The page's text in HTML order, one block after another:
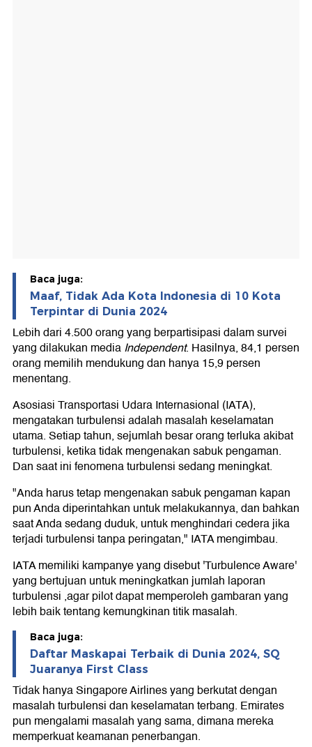
Baca juga:
Maaf, Tidak Ada Kota Indonesia di 10 Kota
Terpintar di Dunia 2024
Lebih dari 4.500 orang yang berpartisipasi dalam survei
yang dilakukan mediaIndependent. Hasilnya, 84,1 persen
orang memilih mendukung dan hanya 15,9 persen
menentang.
Asosiasi Transportasi Udara Internasional (IATA),
mengatakan turbulensi adalah masalah keselamatan
utama. Setiap tahun, sejumlah besar orang terluka akibat
turbulensi, ketika tidak mengenakan sabuk pengaman.
Dan saat ini fenomena turbulensi sedang meningkat.
"Anda harus tetap mengenakan sabuk pengaman kapan
pun Anda diperintahkan untuk melakukannya, dan bahkan
saat Anda sedang duduk, untuk menghindari cedera jika
terjadi turbulensi tanpa peringatan," IATA mengimbau.
IATA memiliki kampanye yang disebut 'Turbulence Aware'
yang bertujuan untuk meningkatkan jumlah laporan
turbulensi ,agar pilot dapat memperoleh gambaran yang
lebih baik tentang kemungkinan titik masalah.
Baca juga:
Daftar Maskapai Terbaik di Dunia 2024, SQ
Juaranya First Class
Tidak hanya Singapore Airlines yang berkutat dengan
masalah turbulensi dan keselamatan terbang. Emirates
pun mengalami masalah yang sama, dimana mereka
memperkuat keamanan penerbangan.